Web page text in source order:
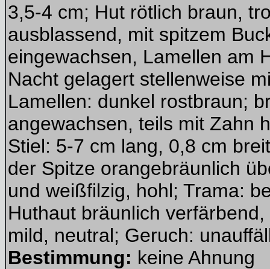
3,5-4 cm; Hut rötlich braun,
ausblassend, mit spitzem
eingewachsen, Lamellen am
Nacht gelagert stellenweise
Lamellen: dunkel rostbraun;
angewachsen, teils mit Zahn
Stiel: 5-7 cm lang, 0,8 cm
der Spitze orangebräunlich
und weißfilzig, hohl; Trama:
Huthaut bräunlich
mild, neutral; Geruch:
Bestimmung: keine Ahnung